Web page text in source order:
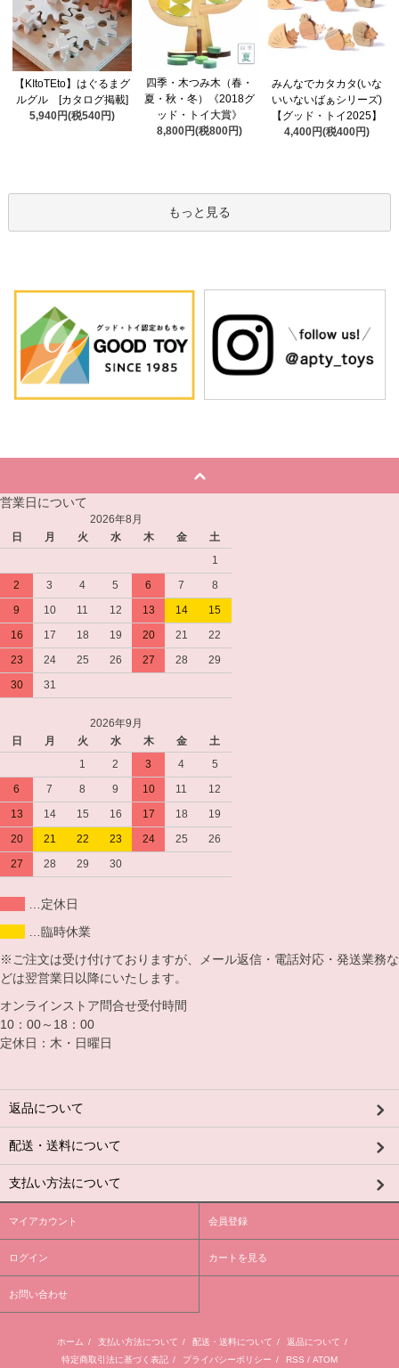
【KItoTEto】はぐるまグ
ルグル [カタログ掲載]
5,940円(税540円)
四季・木つみ木（春・
夏・秋・冬）《2018グ
ッド・トイ大賞》
8,800円(税800円)
みんなでカタカタ(いな
いいないばぁシリーズ)
【グッド・トイ2025】
4,400円(税400円)
もっと見る
営業日について
2026年8月
日
月 火 水 木 金
土
1
2
3 4 5 6 7
8
9
10 11 12 13 14
15
16
17 18 19 20 21
22
23
24 25 26 27 28
29
30
31
2026年9月
日
月 火 水 木 金
土
1
2 3 4
5
6
7 8 9 10 11
12
13
14 15 16 17 18
19
20
21 22 23 24 25
26
27
28 29 30
…定休日
…臨時休業
※ご注文は受け付けておりますが、メール返信・電話対応・発送業務な
どは翌営業日以降にいたします。
オンラインストア問合せ受付時間
10：00～18：00
定休日：木・日曜日
返品について
配送・送料について
支払い方法について
マイアカウント 会員登録
ログイン カートを見る
お問い合わせ
ホーム / 支払い方法について / 配送・送料について / 返品について /
特定商取引法に基づく表記 / プライバシーポリシー / RSS / ATOM